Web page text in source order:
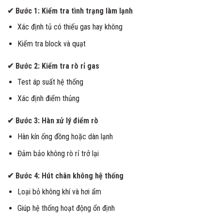
✔ Bước 1: Kiểm tra tình trạng làm lạnh
Xác định tủ có thiếu gas hay không
Kiểm tra block và quạt
✔ Bước 2: Kiểm tra rò rỉ gas
Test áp suất hệ thống
Xác định điểm thủng
✔ Bước 3: Hàn xử lý điểm rò
Hàn kín ống đồng hoặc dàn lạnh
Đảm bảo không rò rỉ trở lại
✔ Bước 4: Hút chân không hệ thống
Loại bỏ không khí và hơi ẩm
Giúp hệ thống hoạt động ổn định